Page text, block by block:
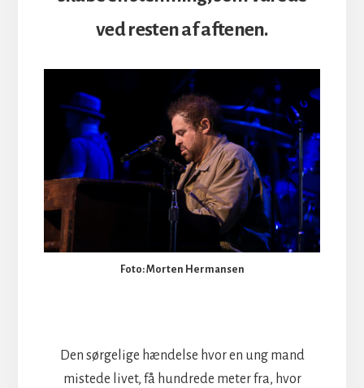
ved resten af aftenen.
Foto: Morten Hermansen
Den sørgelige hændelse hvor en ung mand
mistede livet, få hundrede meter fra, hvor